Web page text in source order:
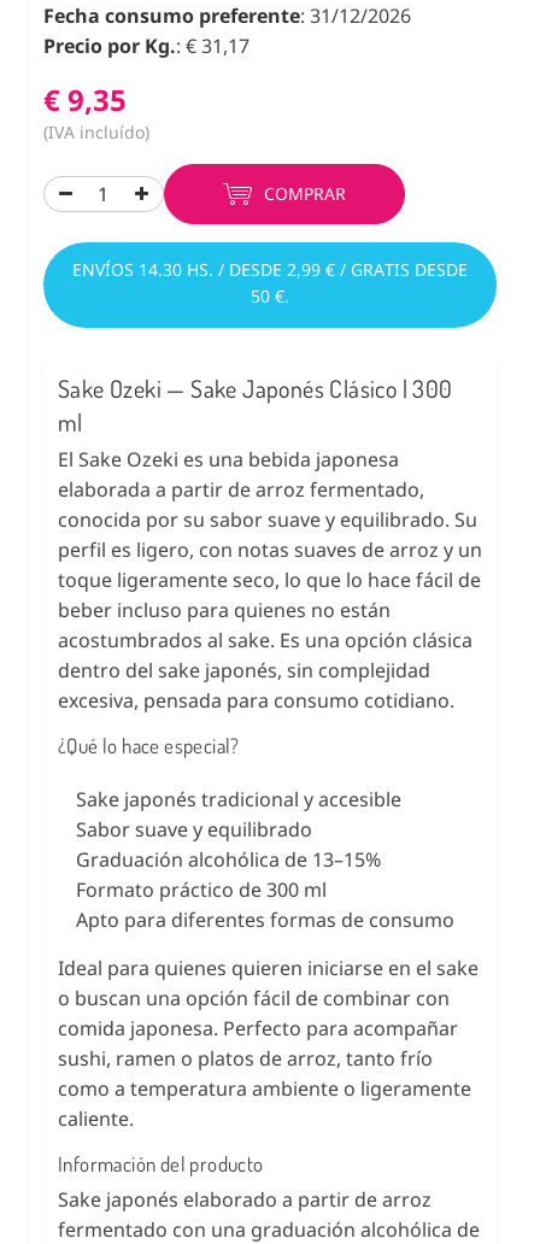
Fecha consumo preferente: 31/12/2026
Precio por Kg.: € 31,17
€ 9,35
(IVA incluído)
COMPRAR
ENVÍOS 14.30 HS. / DESDE 2,99 € / GRATIS DESDE
50 €.
Sake Ozeki — Sake Japonés Clásico | 300
ml
El Sake Ozeki es una bebida japonesa
elaborada a partir de arroz fermentado,
conocida por su sabor suave y equilibrado. Su
perfil es ligero, con notas suaves de arroz y un
toque ligeramente seco, lo que lo hace fácil de
beber incluso para quienes no están
acostumbrados al sake. Es una opción clásica
dentro del sake japonés, sin complejidad
excesiva, pensada para consumo cotidiano.
¿Qué lo hace especial?
Sake japonés tradicional y accesible
Sabor suave y equilibrado
Graduación alcohólica de 13–15%
Formato práctico de 300 ml
Apto para diferentes formas de consumo
Ideal para quienes quieren iniciarse en el sake
o buscan una opción fácil de combinar con
comida japonesa. Perfecto para acompañar
sushi, ramen o platos de arroz, tanto frío
como a temperatura ambiente o ligeramente
caliente.
Información del producto
Sake japonés elaborado a partir de arroz
fermentado con una graduación alcohólica de